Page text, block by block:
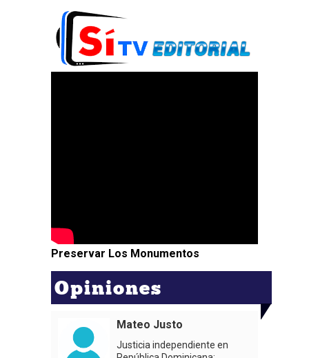
Preservar Los Monumentos
Opiniones
Mateo Justo
Justicia independiente en